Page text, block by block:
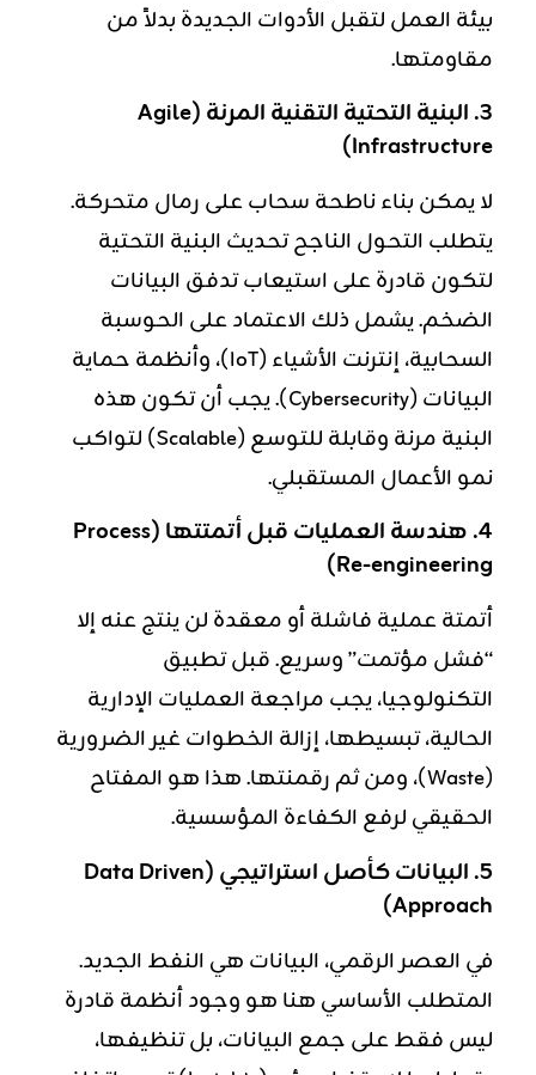
بيئة العمل لتقبل الأدوات الجديدة بدلاً من
مقاومتها.
3. البنية التحتية التقنية المرنة (Agile
Infrastructure)
لا يمكن بناء ناطحة سحاب على رمال متحركة.
يتطلب التحول الناجح تحديث البنية التحتية
لتكون قادرة على استيعاب تدفق البيانات
الضخم. يشمل ذلك الاعتماد على الحوسبة
السحابية،إنترنت الأشياء
(IoT)، وأنظمة حماية
البيانات (Cybersecurity). يجب أن تكون هذه
البنية مرنة وقابلة للتوسع (Scalable) لتواكب
نمو الأعمال المستقبلي.
4. هندسة العمليات قبل أتمتتها (Process
Re-engineering)
أتمتة عملية فاشلة أو معقدة لن ينتج عنه إلا
“فشل مؤتمت” وسريع. قبل تطبيق
التكنولوجيا، يجب مراجعة العمليات الإدارية
الحالية، تبسيطها، إزالة الخطوات غير الضرورية
(Waste)، ومن ثم رقمنتها. هذا هو المفتاح
الحقيقي لرفع الكفاءة المؤسسية.
5. البيانات كأصل استراتيجي (Data Driven
Approach)
في العصر الرقمي، البيانات هي النفط الجديد.
المتطلب الأساسي هنا هو وجود أنظمة قادرة
ليس فقط على جمع البيانات، بل تنظيفها،